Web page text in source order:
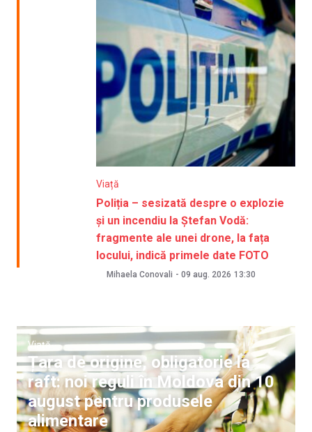
Viață
Poliția – sesizată despre o explozie
și un incendiu la Ștefan Vodă:
fragmente ale unei drone, la fața
locului, indică primele date FOTO
Mihaela Conovali - 09 aug. 2026 13:30
Viață
Țara de origine, obligatorie la
raft: noi reguli în Moldova din 10
august pentru produsele
alimentare